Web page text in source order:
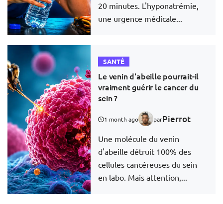
20 minutes. L'hyponatrémie,
une urgence médicale...
SANTÉ
Le venin d'abeille pourrait-il
vraiment guérir le cancer du
sein ?
1 month ago parPierrot
Une molécule du venin
d'abeille détruit 100% des
cellules cancéreuses du sein
en labo. Mais attention,...